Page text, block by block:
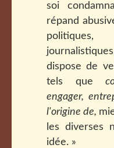
soi
répand
dispose de
tels que
engager,
l'origine de,
les diverses
idée. »